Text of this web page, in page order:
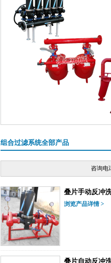
组合过滤系统全部产品
咨询电
叠片手动反冲
浏览产品详情 >
叠片自动反冲